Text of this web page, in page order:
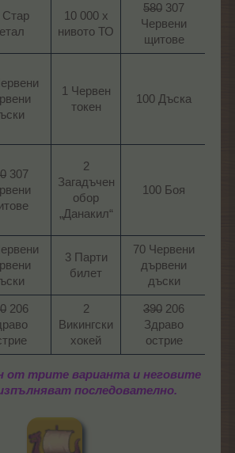
Стар
10 000 х
нивото ТО​
580 307
Червени
щитове​
1 Червен
токен​
100 Дъска​
307
2
Загадъчен
обор
„Данакил“​
100 Боя​
3 Парти
билет​
70 Червени
дървени
дъски​
206
2
Викингски
хокей​
390 206
Здраво
острие​
от трите варианта и неговите
последователно.